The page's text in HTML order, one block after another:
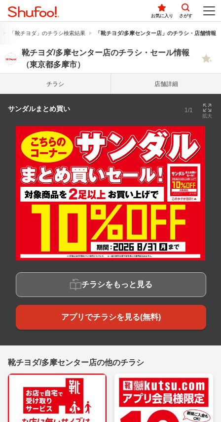
お気に入り さがす
「靴チヨダ」のチラシ検索結果 「靴チヨダ/多摩センター店」のチラシ・店舗情報
靴チヨダ/多摩センター店のチラシ・セール情報
（東京都多摩市）
チラシ 店舗詳細
サンダルまとめ買い 1/1
拡大
チラシをもっと見る
アプリでチラシを見る(無料)
靴チヨダ/多摩センター店の他のチラシ